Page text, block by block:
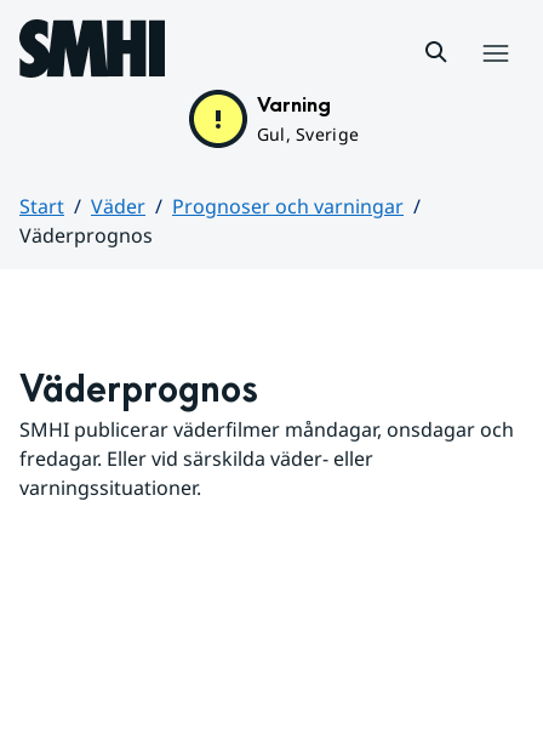
Hoppa till sidans innehåll
Varning
Gul, Sverige
Start Väder
Prognoser och varningar
Väderprognos
Väderprognos
SMHI publicerar väderfilmer måndagar, onsdagar och
fredagar. Eller vid särskilda väder- eller
varningssituationer.